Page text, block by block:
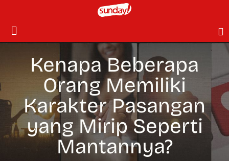
Kenapa Beberapa
Orang Memiliki
Karakter Pasangan
yang Mirip Seperti
Mantannya?